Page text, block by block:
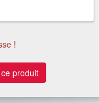
!
produit